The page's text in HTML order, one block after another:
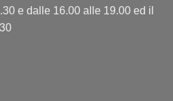
e dalle 16.00 alle 19.00 ed il